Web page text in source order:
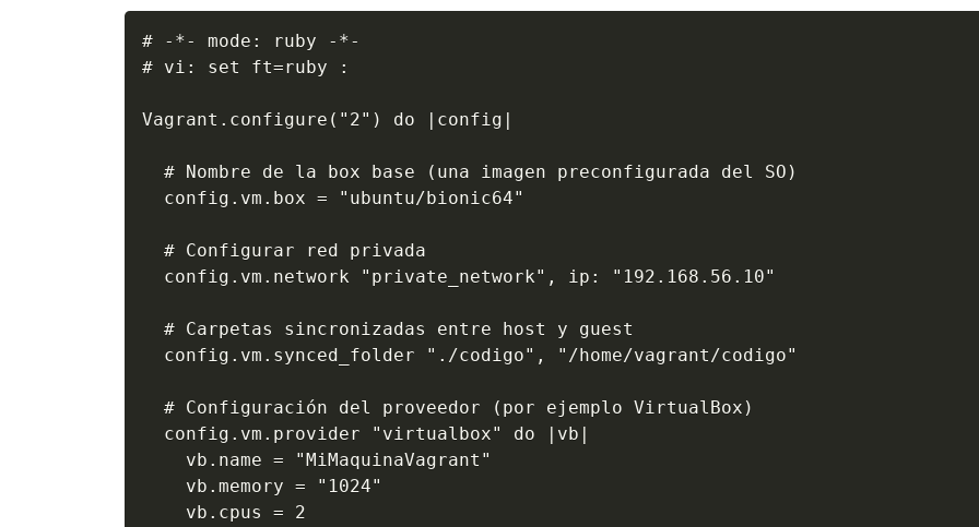
# -*- mode: ruby -*-
# vi: set ft=ruby :
Vagrant.configure("2") do |config|
  # Nombre de la box base (una imagen preconfigurada del SO)
  config.vm.box = "ubuntu/bionic64"
  # Configurar red privada
  config.vm.network "private_network", ip: "192.168.56.10"
  # Carpetas sincronizadas entre host y guest
  config.vm.synced_folder "./codigo", "/home/vagrant/codigo"
  # Configuración del proveedor (por ejemplo VirtualBox)
  config.vm.provider "virtualbox" do |vb|
    vb.name = "MiMaquinaVagrant"
    vb.memory = "1024"
    vb.cpus = 2